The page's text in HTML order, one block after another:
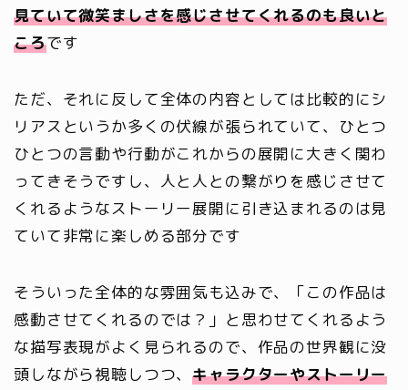
見ていて微笑ましさを感じさせてくれるのも良いと
ころです
ただ、それに反して全体の内容としては比較的にシ
リアスというか多くの伏線が張られていて、ひとつ
ひとつの言動や行動がこれからの展開に大きく関わ
ってきそうですし、人と人との繋がりを感じさせて
くれるようなストーリー展開に引き込まれるのは見
ていて非常に楽しめる部分です
そういった全体的な雰囲気も込みで、「この作品は
感動させてくれるのでは？」と思わせてくれるよう
な描写表現がよく見られるので、作品の世界観に没
頭しながら視聴しつつ、キャラクターやストーリー